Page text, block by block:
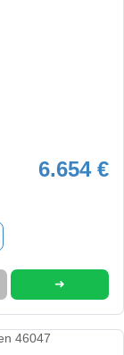
6.654 €
➜